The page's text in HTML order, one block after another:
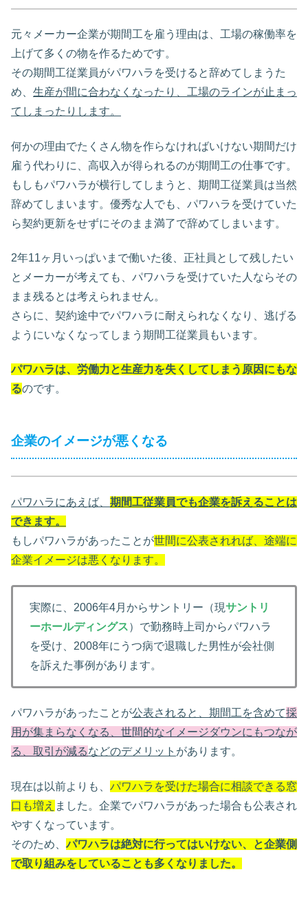
元々メーカー企業が期間工を雇う理由は、工場の稼働率を
上げて多くの物を作るためです。
その期間工従業員がパワハラを受けると辞めてしまうた
め、 生産が間に合わなくなったり、工場のラインが止まっ
てしまったりします。
何かの理由でたくさん物を作らなければいけない期間だけ
雇う代わりに、高収入が得られるのが期間工の仕事です。
もしもパワハラが横行してしまうと、期間工従業員は当然
辞めてしまいます。優秀な人でも、パワハラを受けていた
ら契約更新をせずにそのまま満了で辞めてしまいます。
2年11ヶ月いっぱいまで働いた後、正社員として残したい
とメーカーが考えても、パワハラを受けていた人ならその
まま残るとは考えられません。
さらに、契約途中でパワハラに耐えられなくなり、逃げる
ようにいなくなってしまう期間工従業員もいます。
パワハラは、労働力と生産力を失くしてしまう原因にもな
るのです。
企業のイメージが悪くなる
パワハラにあえば、 期間工従業員でも企業を訴えることは
できます。
もしパワハラがあったことが世間に公表されれば、途端に
企業イメージは悪くなります。
実際に、2006年4月からサントリー（現サントリ
ーホールディングス）で勤務時上司からパワハラ
を受け、2008年にうつ病で退職した男性が会社側
を訴えた事例があります。
パワハラがあったことが公表されると、期間工を含めて採
用が集まらなくなる、世間的なイメージダウンにもつなが
る、取引が減るなどのデメリット があります。
現在は以前よりも、 パワハラを受けた場合に相談できる窓
口も増え ました。企業でパワハラがあった場合も公表され
やすくなっています。
そのため、パワハラは絶対に行ってはいけない、と企業側
で取り組みをしていることも多くなりました。